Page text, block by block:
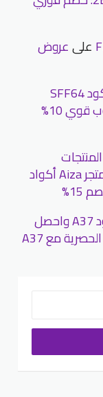
علىعروض
كود خصم ستايلي متجدد 20% باستخدام كود SFF64
كود خصم رايه شوب قوي 10%
يوفر متجر Aiza أكواد
يوفر متجر Aiza أكواد خصم استخدمي كود A37 واحصل
تخفيضات متجر Aiza الحصرية مع A37